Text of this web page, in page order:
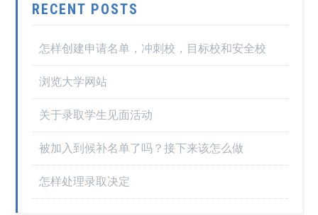
RECENT POSTS
怎样创建申请名单，冲刺校，目标校和安全校
浏览大学网站
关于录取学生见面活动
被加入到候补名单了吗？接下来该怎么做
怎样处理录取决定